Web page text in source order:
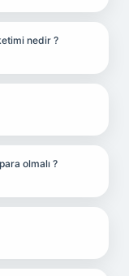
nedir ?
olmalı ?